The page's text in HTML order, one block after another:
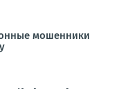
мошенники